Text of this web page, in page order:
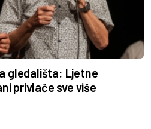
gledališta: Ljetne
privlače sve više